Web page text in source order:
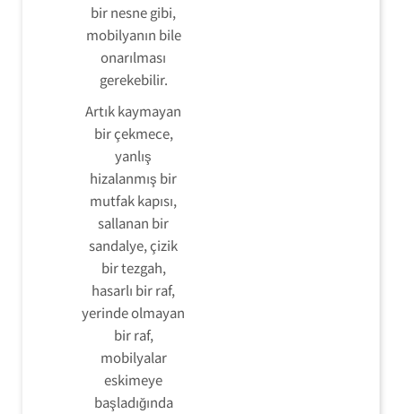
bir nesne gibi,
mobilyanın bile
onarılması
gerekebilir.
Artık kaymayan
bir çekmece,
yanlış
hizalanmış bir
mutfak kapısı,
sallanan bir
sandalye, çizik
bir tezgah,
hasarlı bir raf,
yerinde olmayan
bir raf,
mobilyalar
eskimeye
başladığında